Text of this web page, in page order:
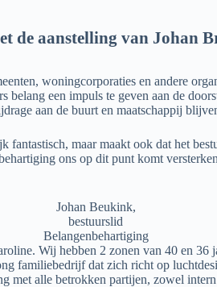
de aanstelling van
woningcorporaties en andere
een impuls te geven aan de
aan de buurt en maatschappij
maar maakt ook dat het
ons op dit punt komt
Johan Beukink,
bestuurslid
Belangenbehartiging
Wij hebben 2 zonen van 40 en
familiebedrijf dat zich richt op
alle betrokken partijen, zowel